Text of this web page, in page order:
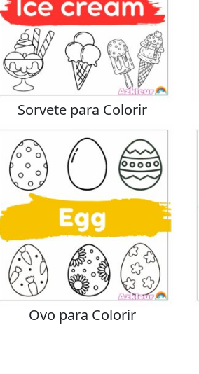
Sorvete para Colorir
Ovo para Colorir